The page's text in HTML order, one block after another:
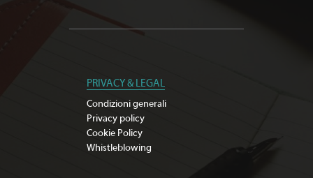
PRIVACY & LEGAL
Condizioni generali
Privacy policy
Cookie Policy
Whistleblowing